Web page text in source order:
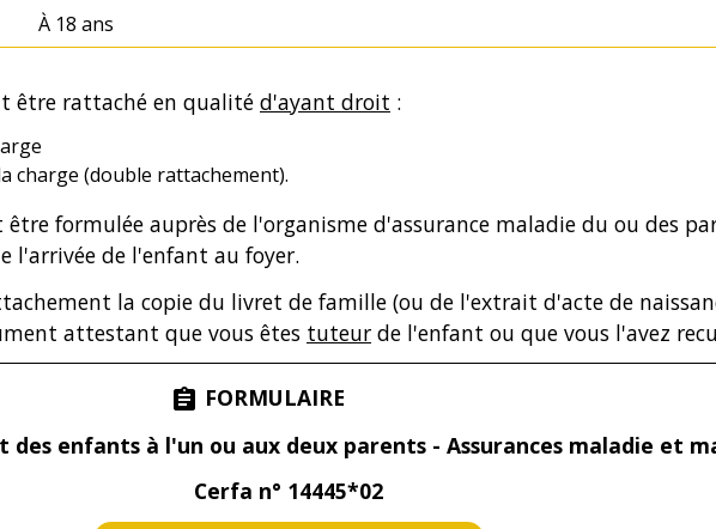
À 18 ans
être rattaché en qualité d'ayant droit :
charge (double rattachement).
formulée auprès de l'organisme d'assurance maladie du ou des
l'arrivée de l'enfant au foyer.
la copie du livret de famille (ou de l'extrait d'acte de
attestant que vous êtes tuteur de l'enfant ou que vous l'avez
assignment FORMULAIRE
enfants à l'un ou aux deux parents - Assurances maladie et
Cerfa n° 14445*02